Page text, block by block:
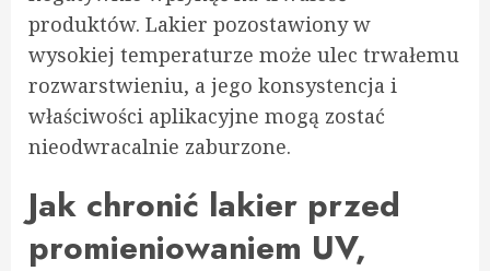
produktów. Lakier pozostawiony w
wysokiej temperaturze może ulec trwałemu
rozwarstwieniu, a jego konsystencja i
właściwości aplikacyjne mogą zostać
nieodwracalnie zaburzone.
Jak chronić lakier przed
promieniowaniem UV,